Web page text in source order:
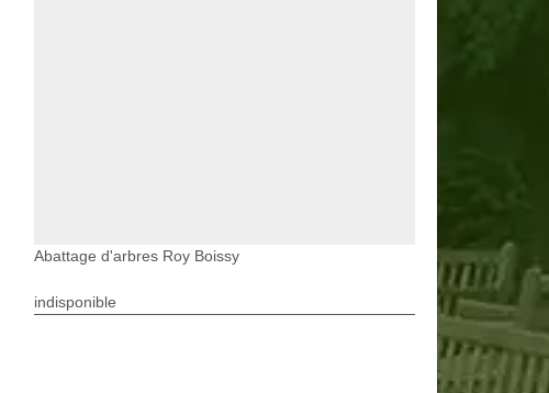
Abattage d'arbres Roy Boissy
indisponible